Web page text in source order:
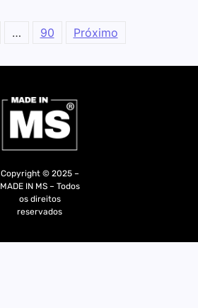
… 90 Próximo
Copyright © 2025 –
MADE IN MS – Todos
os direitos
reservados